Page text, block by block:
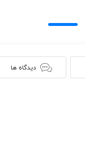
دیدگاه ها